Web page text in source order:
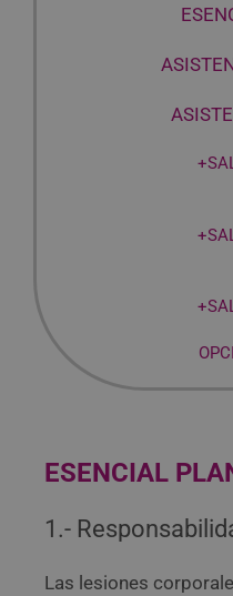
ESENCIAL
1.-
Las lesiones